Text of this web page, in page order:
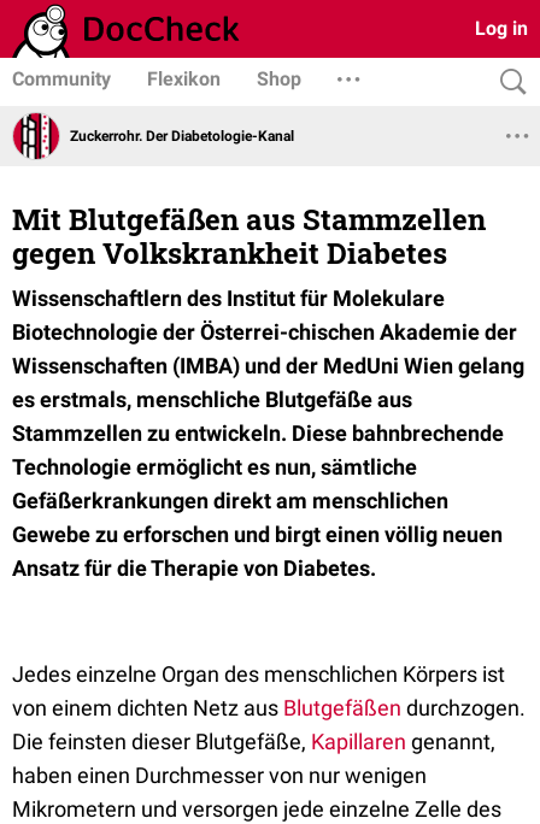
Log in
Community Flexikon Shop
Zuckerrohr. Der Diabetologie-Kanal
Mit Blutgefäßen aus Stammzellen
gegen Volkskrankheit Diabetes
Wissenschaftlern des Institut für Molekulare
Biotechnologie der Österrei-chischen Akademie der
Wissenschaften (IMBA) und der MedUni Wien gelang
es erstmals, menschliche Blutgefäße aus
Stammzellen zu entwickeln. Diese bahnbrechende
Technologie ermöglicht es nun, sämtliche
Gefäßerkrankungen direkt am menschlichen
Gewebe zu erforschen und birgt einen völlig neuen
Ansatz für die Therapie von Diabetes.
Jedes einzelne Organ des menschlichen Körpers ist
von einem dichten Netz aus Blutgefäßen durchzogen.
Die feinsten dieser Blutgefäße, Kapillaren genannt,
haben einen Durchmesser von nur wenigen
Mikrometern und versorgen jede einzelne Zelle des